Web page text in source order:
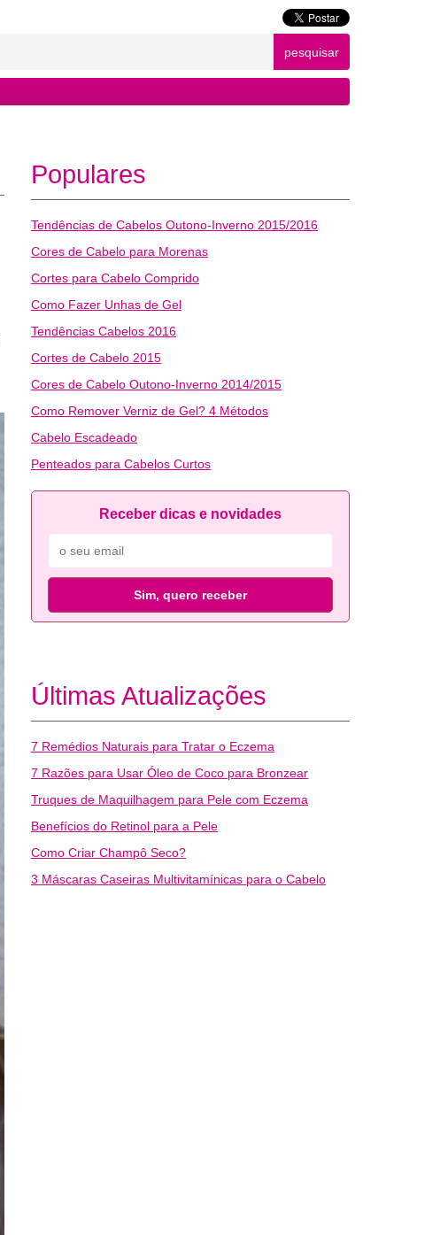
pesquisar
Populares
Tendências de Cabelos Outono-Inverno 2015/2016
Cores de Cabelo para Morenas
Cortes para Cabelo Comprido
Como Fazer Unhas de Gel
Tendências Cabelos 2016
Cortes de Cabelo 2015
Cores de Cabelo Outono-Inverno 2014/2015
Como Remover Verniz de Gel? 4 Métodos
Cabelo Escadeado
Penteados para Cabelos Curtos
Receber dicas e novidades
Sim, quero receber
Últimas Atualizações
7 Remédios Naturais para Tratar o Eczema
7 Razões para Usar Óleo de Coco para Bronzear
Truques de Maquilhagem para Pele com Eczema
Benefícios do Retinol para a Pele
Como Criar Champô Seco?
3 Máscaras Caseiras Multivitamínicas para o Cabelo